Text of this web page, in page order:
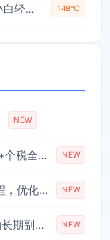
全新平台各类小游戏 一部手机即可操作 小白轻松上手 长期稳定 居家月入过万！！！ 148℃
NEW
电商财务合规与税务优化指南：增值税+企税+个税全覆盖，财务制度搭建落地纳税筹划方案 NEW
Google Ads运营精通课：系统拆解投放全流程，优化账户提升广告投产回报率 NEW
零撸搬砖掘金项目，玩法稳定普通人可落地的长期副业，月收益轻松10000+ NEW